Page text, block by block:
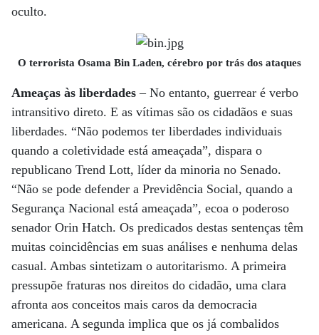
oculto.
O terrorista Osama Bin Laden, cérebro por trás dos ataques
Ameaças às liberdades – No entanto, guerrear é verbo
intransitivo direto. E as vítimas são os cidadãos e suas
liberdades. “Não podemos ter liberdades individuais
quando a coletividade está ameaçada”, dispara o
republicano Trend Lott, líder da minoria no Senado.
“Não se pode defender a Previdência Social, quando a
Segurança Nacional está ameaçada”, ecoa o poderoso
senador Orin Hatch. Os predicados destas sentenças têm
muitas coincidências em suas análises e nenhuma delas
casual. Ambas sintetizam o autoritarismo. A primeira
pressupõe fraturas nos direitos do cidadão, uma clara
afronta aos conceitos mais caros da democracia
americana. A segunda implica que os já combalidos